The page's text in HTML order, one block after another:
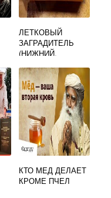
ЛЕТКОВЫЙ
ЗАГРАДИТЕЛЬ
(НИЖНИЙ,
СТАЛЬ)
КТО МЕД ДЕЛАЕТ
КРОМЕ ПЧЕЛ